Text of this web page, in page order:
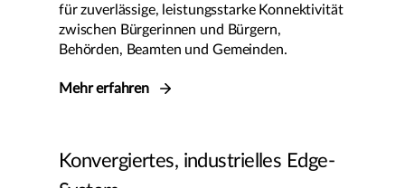
für zuverlässige, leistungsstarke Konnektivität
zwischen Bürgerinnen und Bürgern,
Behörden, Beamten und Gemeinden.
Mehr erfahren
Konvergiertes, industrielles Edge-